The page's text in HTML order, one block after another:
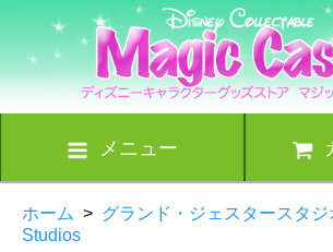
メニュー
ホーム > グランド・ジェスタースタ
Studios